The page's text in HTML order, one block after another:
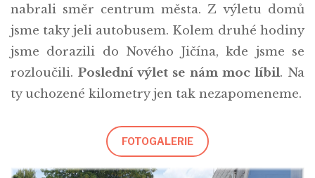
nabrali směr centrum města. Z výletu domů
jsme taky jeli autobusem. Kolem druhé hodiny
jsme dorazili do Nového Jičína, kde jsme se
rozloučili.Poslední výlet se nám moc líbil. Na
ty uchozené kilometry jen tak nezapomeneme.
FOTOGALERIE